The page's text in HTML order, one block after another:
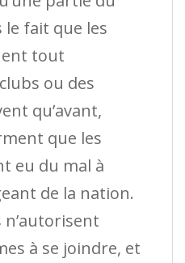
fait que les
tout
ou des
qu’avant,
que les
eu du mal à
de la nation.
à se joindre, et